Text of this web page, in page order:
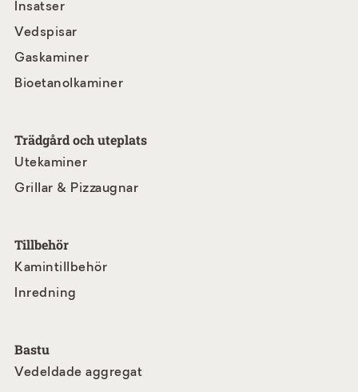
Insatser
Vedspisar
Gaskaminer
Bioetanolkaminer
Trädgård och uteplats
Utekaminer
Grillar & Pizzaugnar
Tillbehör
Kamintillbehör
Inredning
Bastu
Vedeldade aggregat